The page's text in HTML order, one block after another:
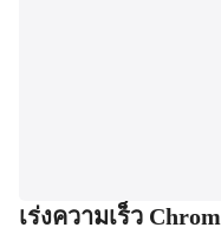
เร่งความเร็ว